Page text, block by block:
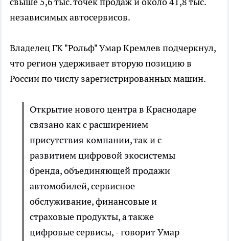
независимых автосервисов.
Владелец ГК "Рольф" Умар Кремлев подчеркнул,
что регион удерживает вторую позицию в
России по числу зарегистрированных машин.
Открытие нового центра в Краснодаре
связано как с расширением
присутствия компании, так и с
развитием цифровой экосистемы
бренда, объединяющей продажи
автомобилей, сервисное
обслуживание, финансовые и
страховые продукты, а также
цифровые сервисы, - говорит Умар